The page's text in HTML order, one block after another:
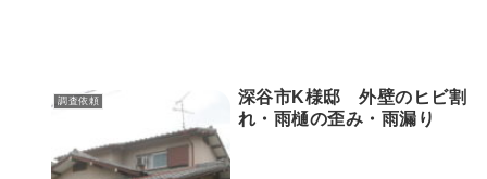
調査依頼
深谷市K様邸 外壁のヒビ割
れ・雨樋の歪み・雨漏り